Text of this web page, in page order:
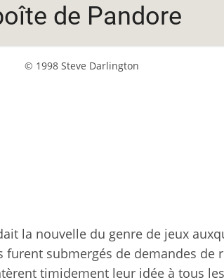
de Pandore
© 1998 Steve Darlington
la nouvelle du genre de jeux
furent submergés de demandes de
timidement leur idée à tous